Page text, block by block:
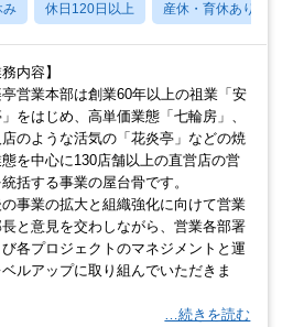
み 休日120日以上 産休・育休あり
務内容】
営業本部は創業60年以上の祖業「安
をはじめ、高単価業態「七輪房」、
のような活気の「花炎亭」などの焼
態を中心に130店舗以上の直営店の営
括する事業の屋台骨です。
事業の拡大と組織強化に向けて営業
と意見を交わしながら、営業各部署
び各プロジェクトのマネジメントと運
ルアップに取り組んでいただきま
…続きを読む